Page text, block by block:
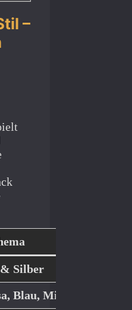
–
Silber
Blau, Mint)